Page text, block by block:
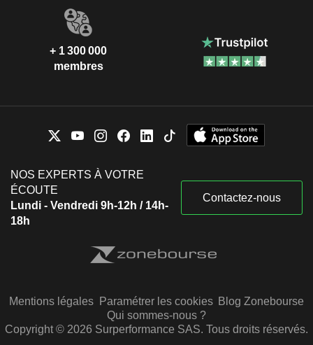
+ 1 300 000
membres
NOS EXPERTS À VOTRE
ÉCOUTE
Lundi - Vendredi 9h-12h / 14h-
18h
Contactez-nous
Mentions légales Paramétrer les cookies Blog Zonebourse
Qui sommes-nous ?
Copyright © 2026 Surperformance SAS. Tous droits réservés.